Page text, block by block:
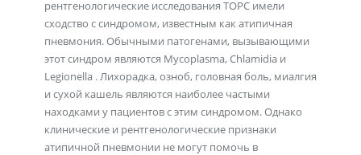
рентгенологические исследования ТОРС имели
сходство с синдромом, известным как атипичная
пневмония. Обычными патогенами, вызывающими
этот синдром являются Mycoplasma, Chlamidia и
Legionella . Лихорадка, озноб, головная боль, миалгия
и сухой кашель являются наиболее частыми
находками у пациентов с этим синдромом. Однако
клинические и рентгенологические признаки
атипичной пневмонии не могут помочь в